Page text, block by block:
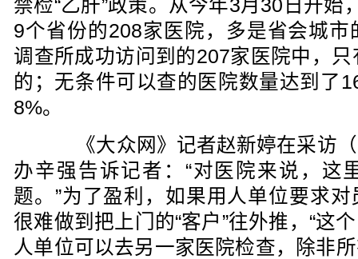
禁检“乙肝”政策。从今年3月30日开始
9个省份的208家医院，多是省会城
调查所成功访问到的207家医院中，
的；无条件可以查的医院数量达到了
8%。
《大众网》记者赵新婷在采访（
办辛强告诉记者：“对医院来说，这
题。”为了盈利，如果用人单位要求对
很难做到把上门的“客户”往外推，“这
人单位可以去另一家医院检查，除非